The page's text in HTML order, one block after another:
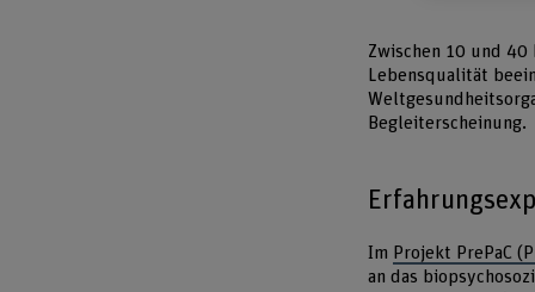
Zwischen 10 und
Lebensqualität
Begleiterscheinung.
Im Projekt PrePaC
an das